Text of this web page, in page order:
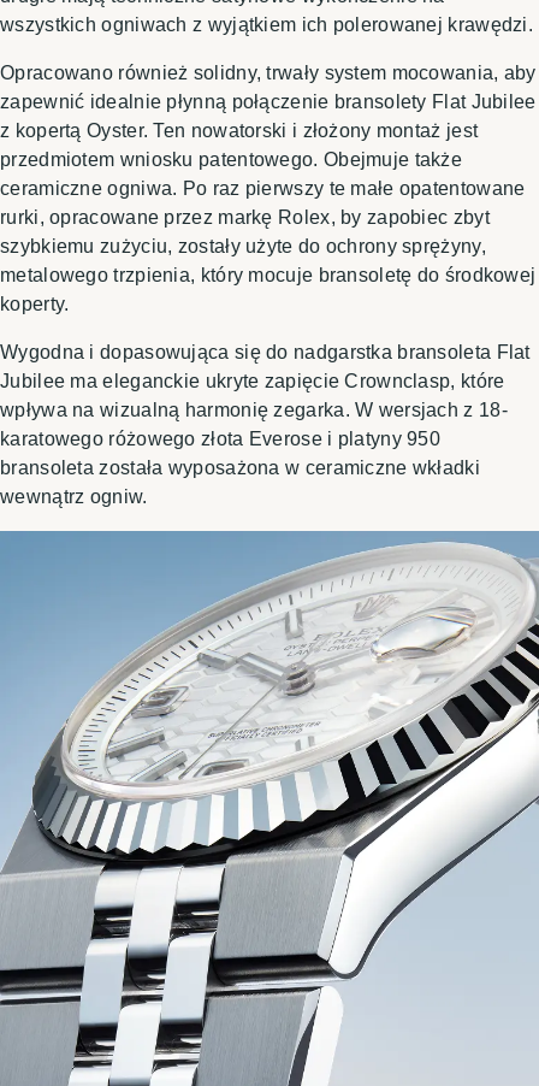
wszystkich ogniwach z wyjątkiem ich polerowanej krawędzi.
Opracowano również solidny, trwały system mocowania, aby
zapewnić idealnie płynną połączenie bransolety Flat Jubilee
z kopertą Oyster. Ten nowatorski i złożony montaż jest
przedmiotem wniosku patentowego. Obejmuje także
ceramiczne ogniwa. Po raz pierwszy te małe opatentowane
rurki, opracowane przez markę Rolex, by zapobiec zbyt
szybkiemu zużyciu, zostały użyte do ochrony sprężyny,
metalowego trzpienia, który mocuje bransoletę do środkowej
koperty.
Wygodna i dopasowująca się do nadgarstka bransoleta Flat
Jubilee ma eleganckie ukryte zapięcie Crownclasp, które
wpływa na wizualną harmonię zegarka. W wersjach z 18-
karatowego różowego złota Everose i platyny 950
bransoleta została wyposażona w ceramiczne wkładki
wewnątrz ogniw.